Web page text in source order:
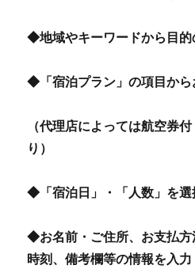
◆地域やキーワードから目的
◆「宿泊プラン」の項目か
（代理店によっては航空券
り）
◆「宿泊日」・「人数」を選
◆お名前・ご住所、お支払方
時刻、備考欄等の情報を入力